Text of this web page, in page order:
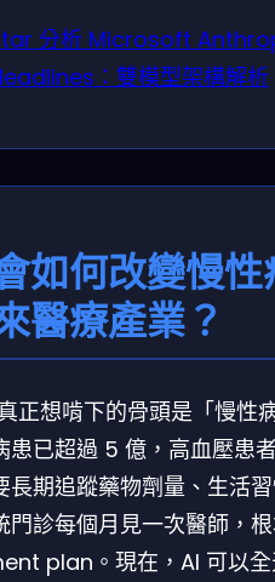
分析 Microsoft
：雙模型架構解析
如何改變慢性
醫療產業？
想啃下的骨頭是「慢性
患已超過 5 億，高血壓患
長期追蹤藥物劑量、生活
門診每個月見一次醫師，
plan。現在，AI 可以